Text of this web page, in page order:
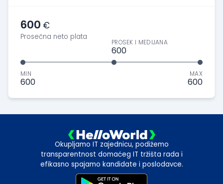
600 €
Prosečna neto plata
MIN
600
PROSEK I MEDIJANA
600
MAX
600
Okupljamo IT zajednicu, podižemo
transparentnost domaćeg IT tržišta rada i
efikasno spajamo kandidate i poslodavce.